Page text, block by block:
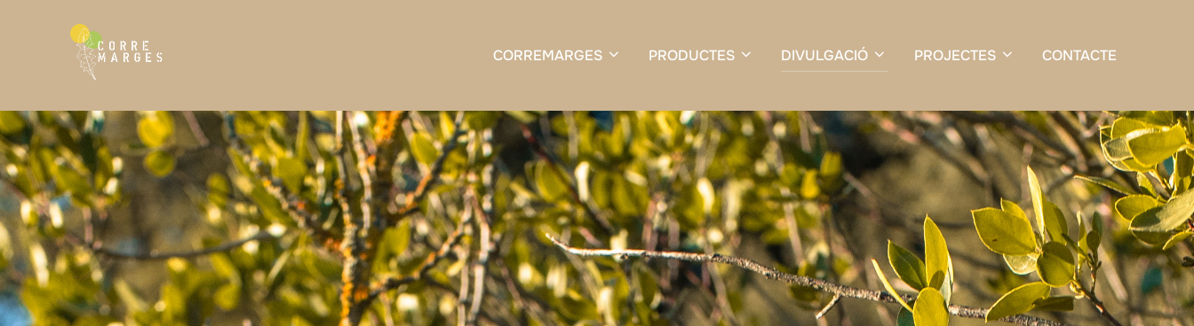
CORREMARGES PRODUCTES DIVULGACIÓ PROJECTES CONTACTE